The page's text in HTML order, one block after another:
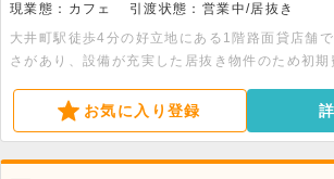
現業態：カフェ
引渡状態：営業中/居抜き
大井町駅徒歩4分の好立地にある1階路面貸店舗
さがあり、設備が充実した居抜き物件のため初
ください。 お気に入り登録